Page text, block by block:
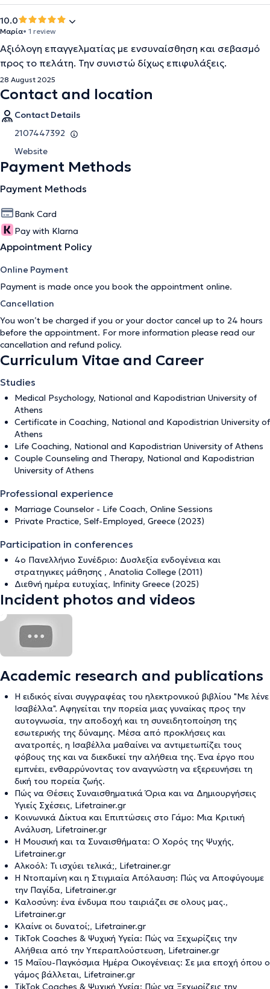
10.0
Μαρία• 1 review
Αξιόλογη επαγγελματίας με ενσυναίσθηση και σεβασμό
προς το πελάτη. Την συνιστώ δίχως επιφυλάξεις.
28 August 2025
Contact and location
Contact Details
2107447392
Website
Payment Methods
Payment Methods
Bank Card
Pay with Klarna
Appointment Policy
Online Payment
Payment is made once you book the appointment online.
Cancellation
You won’t be charged if you or your doctor cancel up to 24 hours
before the appointment. For more information please read our
cancellation and refund policy.
Curriculum Vitae and Career
Studies
Medical Psychology, National and Kapodistrian University of
Athens
Certificate in Coaching, National and Kapodistrian University of
Athens
Life Coaching, National and Kapodistrian University of Athens
Couple Counseling and Therapy, National and Kapodistrian
University of Athens
Professional experience
Marriage Counselor - Life Coach, Online Sessions
Private Practice, Self-Employed, Greece (2023)
Participation in conferences
4ο Πανελλήνιο Συνέδριο: Δυσλεξία ενδογένεια και
στρατηγικες μάθησης , Anatolia College (2011)
Διεθνή ημέρα ευτυχίας, Infinity Greece (2025)
Incident photos and videos
Academic research and publications
Η ειδικός είναι συγγραφέας του ηλεκτρονικού βιβλίου "Με λένε
Ισαβέλλα". Αφηγείται την πορεία μιας γυναίκας προς την
αυτογνωσία, την αποδοχή και τη συνειδητοποίηση της
εσωτερικής της δύναμης. Μέσα από προκλήσεις και
ανατροπές, η Ισαβέλλα μαθαίνει να αντιμετωπίζει τους
φόβους της και να διεκδικεί την αλήθεια της. Ένα έργο που
εμπνέει, ενθαρρύνοντας τον αναγνώστη να εξερευνήσει τη
δική του πορεία ζωής.
Πώς να Θέσεις Συναισθηματικά Όρια και να Δημιουργήσεις
Υγιείς Σχέσεις, Lifetrainer.gr
Κοινωνικά Δίκτυα και Επιπτώσεις στο Γάμο: Μια Κριτική
Ανάλυση, Lifetrainer.gr
Η Μουσική και τα Συναισθήματα: Ο Χορός της Ψυχής,
Lifetrainer.gr
Αλκοόλ: Τι ισχύει τελικά;, Lifetrainer.gr
Η Ντοπαμίνη και η Στιγμιαία Απόλαυση: Πώς να Αποφύγουμε
την Παγίδα, Lifetrainer.gr
Καλοσύνη: ένα ένδυμα που ταιριάζει σε ολους μας.,
Lifetrainer.gr
Κλαίνε οι δυνατοί;, Lifetrainer.gr
TikTok Coaches & Ψυχική Υγεία: Πώς να Ξεχωρίζεις την
Αλήθεια από την Υπεραπλούστευση, Lifetrainer.gr
15 Μαΐου-Παγκόσμια Ημέρα Οικογένειας: Σε μια εποχή όπου ο
γάμος βάλλεται, Lifetrainer.gr
TikTok Coaches & Ψυχική Υγεία: Πώς να Ξεχωρίζεις την